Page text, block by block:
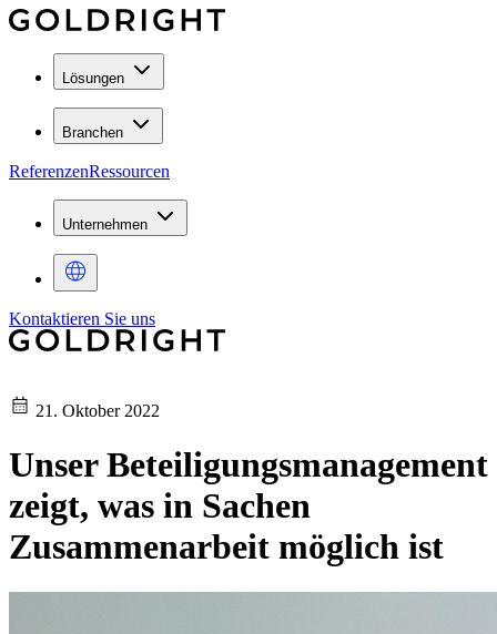
Lösungen
Branchen
ReferenzenRessourcen
Unternehmen
Kontaktieren Sie uns
21. Oktober 2022
Unser Beteiligungsmanagement
zeigt, was in Sachen
Zusammenarbeit möglich ist